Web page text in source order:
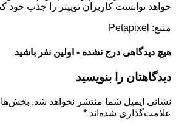
خواهد توانست کاربران توییتر را جذب خود
منبع: Petapixel
هیچ دیدگاهی درج نشده - اولین نفر باشید
دیدگاهتان را بنویسید
نشانی ایمیل شما منتشر نخواهد شد.
علامت‌گذاری شده‌اند *